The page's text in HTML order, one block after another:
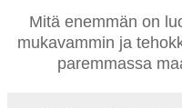
Mitä enemmän on
mukavammin ja
paremmassa